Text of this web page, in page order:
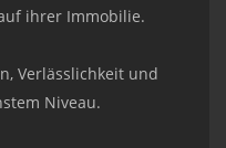
ihrer Immobilie.
Verlässlichkeit und
Niveau.